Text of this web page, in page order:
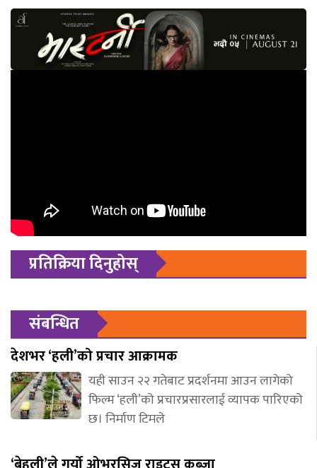
प्रतिक्रिया दिनुहोस्
संबन्धित
देशभर ‘हली’को प्रचार आक्रामक
यही साउन २२ गतेबाट प्रदर्शनमा आउन लागेको
फिल्म ‘हली’को प्रचारप्रसारलाई व्यापक पारिएको
छ। निर्माण टिमले